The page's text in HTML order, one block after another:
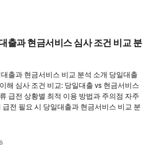
출과 현금서비스 심사 조건 비교 분
출과 현금서비스 비교 분석 소개 당일대출
해 심사 조건 비교: 당일대출 vs 현금서비스
급전 상황별 최적 이용 방법과 주의점 자주
급전 필요 시 당일대출과 현금서비스 비교 분